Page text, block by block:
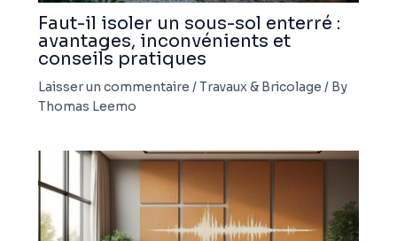
Faut-il isoler un sous-sol enterré :
avantages, inconvénients et
conseils pratiques
Laisser un commentaire /Travaux & Bricolage / By
Thomas Leemo